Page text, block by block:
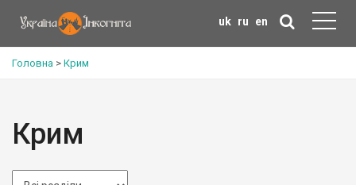
uk ru en
Головна > Крим
Крим